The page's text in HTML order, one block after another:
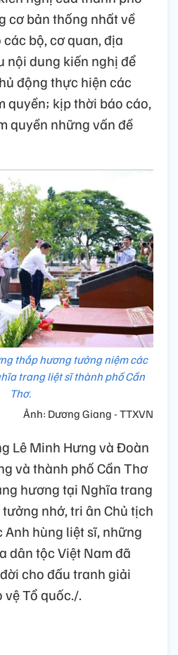
cơ bản thống nhất về
bộ, cơ quan, địa
nội dung kiến nghị để
động thực hiện các
quyền; kịp thời báo cáo,
quyền những vấn đề
thắp hương tưởng niệm các
trang liệt sĩ thành phố Cần
Thơ.
Ảnh: Dương Giang - TTXVN
Lê Minh Hưng và Đoàn
và thành phố Cần Thơ
hương tại Nghĩa trang
nhớ, tri ân Chủ tịch
Anh hùng liệt sĩ, những
dân tộc Việt Nam đã
cho đấu tranh giải
Tổ quốc./.